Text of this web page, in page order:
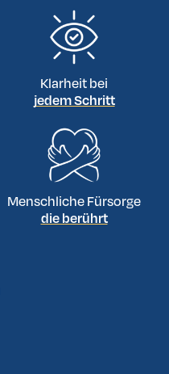
Klarheit bei
jedem Schritt
Menschliche Fürsorge
die berührt